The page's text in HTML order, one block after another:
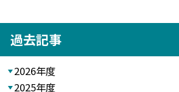
過去記事
2026年度
2025年度